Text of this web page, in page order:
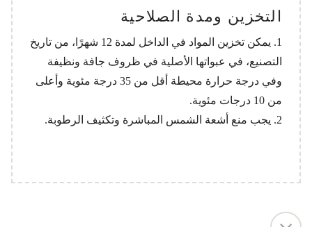
التخزين ومدة الصلاحية
1. يمكن تخزين المواد في الداخل لمدة 12 شهرًا، من تاريخ
التصنيع، في عبواتها الأصلية في ظروف جافة ونظيفة
وفي درجة حرارة محيطة أقل من 35 درجة مئوية وأعلى
من 10 درجات مئوية.
2. يجب منع أشعة الشمس المباشرة وتكثيف الرطوبة.